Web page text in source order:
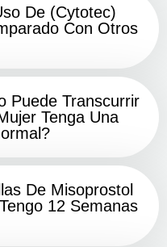
De (Cytotec)
Con Otros
Puede Transcurrir
Tenga Una
De Misoprostol
12 Semanas